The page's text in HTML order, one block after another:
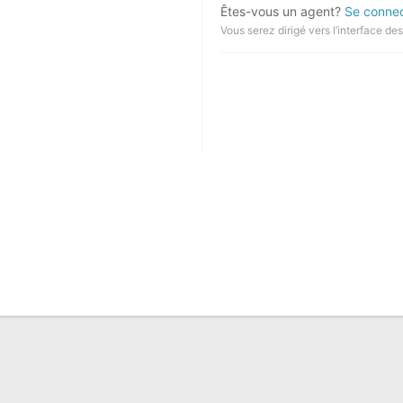
Êtes-vous un agent? Se
Vous serez dirigé vers l’interface